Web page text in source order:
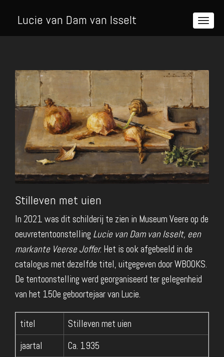
Lucie van Dam van Isselt
Stilleven met uien
In 2021 was dit schilderij te zien in Museum Veere op de
oeuvretentoonstelling Lucie van Dam van Isselt, een
markante Veerse Joffer. Het is ook afgebeeld in de
catalogus met dezelfde titel, uitgegeven door WBOOKS.
De tentoonstelling werd georganiseerd ter gelegenheid
van het 150e geboortejaar van Lucie.
titel
Stilleven met uien
jaartal
Ca. 1935